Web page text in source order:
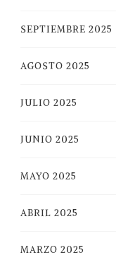
SEPTIEMBRE 2025
AGOSTO 2025
JULIO 2025
JUNIO 2025
MAYO 2025
ABRIL 2025
MARZO 2025